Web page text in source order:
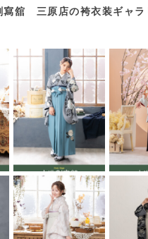
寫舘 三原店の袴衣装ギャラ